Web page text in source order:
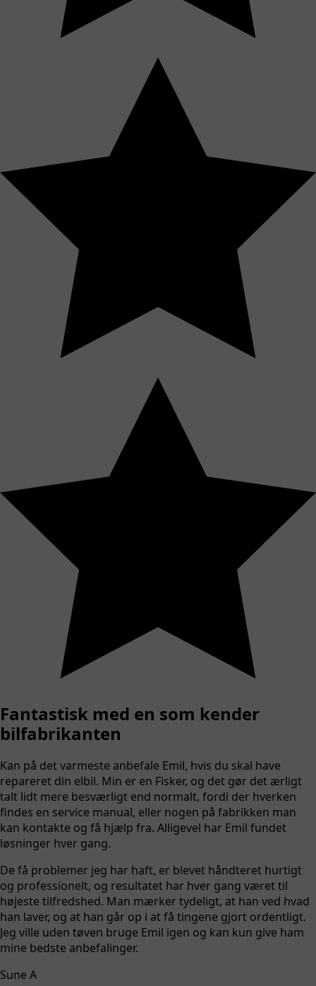
Fantastisk med en som kender
bilfabrikanten
Kan på det varmeste anbefale Emil, hvis du skal have
repareret din elbil. Min er en Fisker, og det gør det ærligt
talt lidt mere besværligt end normalt, fordi der hverken
findes en service manual, eller nogen på fabrikken man
kan kontakte og få hjælp fra. Alligevel har Emil fundet
løsninger hver gang.
De få problemer jeg har haft, er blevet håndteret hurtigt
og professionelt, og resultatet har hver gang været til
højeste tilfredshed. Man mærker tydeligt, at han ved hvad
han laver, og at han går op i at få tingene gjort ordentligt.
Jeg ville uden tøven bruge Emil igen og kan kun give ham
mine bedste anbefalinger.
Sune A